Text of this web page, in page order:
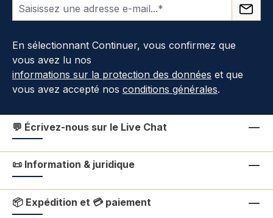
En sélectionnant Continuer, vous confirmez que
vous avez lu nos
informations sur la protection des données et que
vous avez accepté nos conditions générales.
💬 Écrivez-nous sur le Live Chat
📜 Information & juridique
📦 Expédition et 💳 paiement